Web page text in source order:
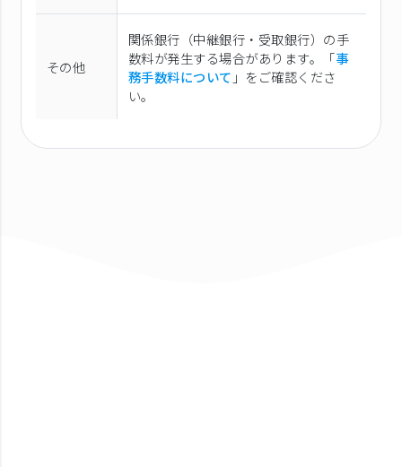
その他
関係銀行（中継銀行・受取銀行）の手
数料が発生する場合があります。「事
務手数料について 」をご確認くださ
い。